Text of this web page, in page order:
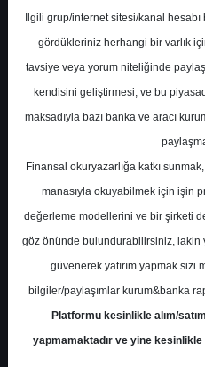
En Yüksek Tahmin
Ortalama Fiyat Tahmini
Ortalama Getiri Potansiyeli
Kurum
11
1 7 1
İlgili grup/internet sitesi/kanal
gördükleriniz herhangi bir varlık
tavsiye veya yorum niteliğinde
kendisini geliştirmesi, ve bu
maksadıyla bazı banka ve aracı
Finansal okuryazarlığa katkı sunmak,
manasıyla okuyabilmek için işin
değerleme modellerini ve bir şirketi
göz önünde bulundurabilirsiniz, lakin
güvenerek yatırım yapmak sizi
bilgiler/paylaşımlar kurum&banka
Platformu kesinlikle alım/
yapmamaktadır ve yine